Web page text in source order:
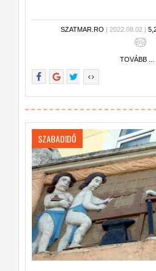
SZATMAR.RO | 2022.08.02 |
TOVÁBB ...
SZABADIDŐ